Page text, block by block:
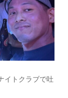
イトクラブで吐